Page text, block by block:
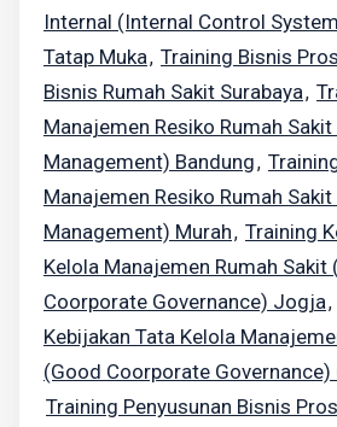
Internal (internal Control
Tatap Muka, Training Bisnis
Bisnis Rumah Sakit Surabaya,
Manajemen Resiko Rumah
Management) Bandung,
Manajemen Resiko Rumah
Management) Murah, Training
Kelola Manajemen Rumah Sakit
Coorporate Governance) Jogja,
Kebijakan Tata Kelola
(Good Coorporate Governance)
Training Penyusunan Bisnis